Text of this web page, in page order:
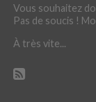
Vous souhaitez
Pas de soucis !
À très vite...